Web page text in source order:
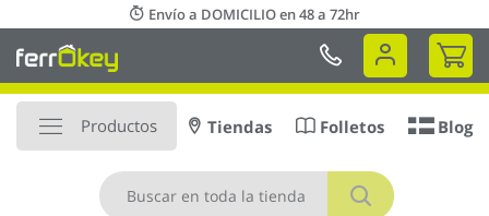
al
contenido
Envío a DOMICILIO en 48 a 72hr
Mi
Productos
Buscar
Tiendas Folletos Blog